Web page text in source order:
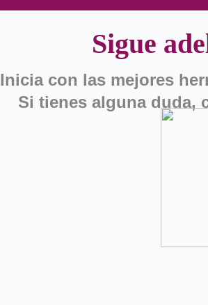
Sigue
Inicia con las mejores
Si tienes alguna duda,